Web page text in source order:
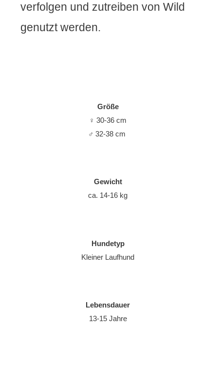
verfolgen und zutreiben von Wild
genutzt werden.
Größe
♀ 30-36 cm
♂ 32-38 cm
Gewicht
ca. 14-16 kg
Hundetyp
Kleiner Laufhund
Lebensdauer
13-15 Jahre